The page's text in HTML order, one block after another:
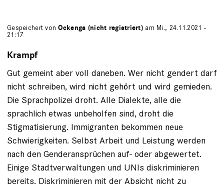
Gespeichert vonOckenga (nicht registriert) am Mi., 24.11.2021 -
21:17
Krampf
Gut gemeint aber voll daneben. Wer nicht gendert darf
nicht schreiben, wird nicht gehört und wird gemieden.
Die Sprachpolizei droht. Alle Dialekte, alle die
sprachlich etwas unbeholfen sind, droht die
Stigmatisierung. Immigranten bekommen neue
Schwierigkeiten. Selbst Arbeit und Leistung werden
nach den Genderansprüchen auf- oder abgewertet.
Einige Stadtverwaltungen und UNIs diskriminieren
bereits. Diskriminieren mit der Absicht nicht zu